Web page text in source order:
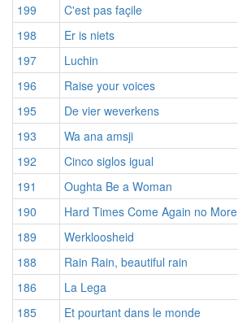
199
C'est pas façile
198
Er is niets
197
Luchin
196
Raise your voices
195
De vier weverkens
193
Wa ana amsji
192
Cinco siglos igual
191
Oughta Be a Woman
190
Hard Times Come Again no More
189
Werkloosheid
188
Rain Rain, beautiful rain
186
La Lega
185
Et pourtant dans le monde